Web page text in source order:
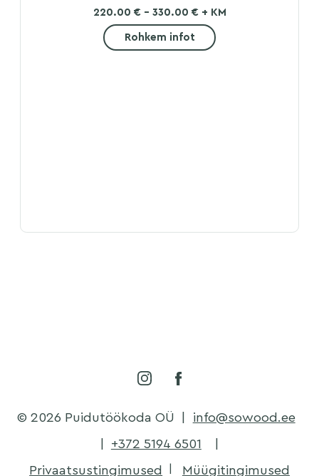
220.00 € - 330.00 € + KM
Rohkem infot
© 2026 Puidutöökoda OÜ
info@sowood.ee
+372 5194 6501
Privaatsustingimused
Müügitingimused